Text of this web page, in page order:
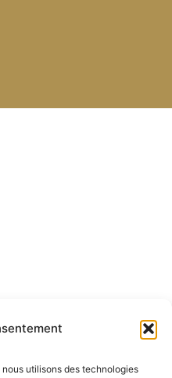
utilisons des technologies